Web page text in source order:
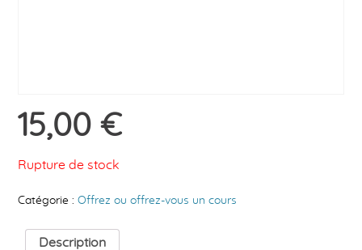
15,00€
Rupture de stock
Catégorie :Offrez ou offrez-vous un cours
Description